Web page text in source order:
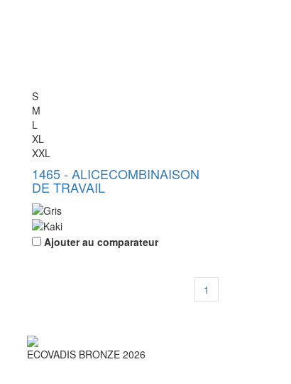
S
M
L
XL
XXL
1465-ALICECOMBINAISON
DE TRAVAIL
Ajouter au comparateur
1
ECOVADIS BRONZE 2026